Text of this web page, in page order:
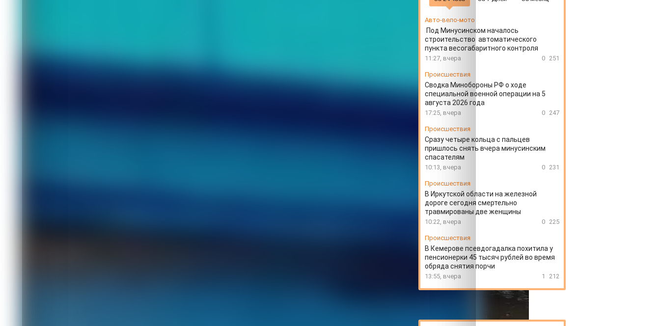
Авто-вело-мото
Под Минусинском началось
строительство автоматического
пункта весогабаритного контроля
11:27, вчера 0 251
Происшествия
Сводка Минобороны РФ о ходе
специальной военной операции на 5
августа 2026 года
17:25, вчера 0 247
Происшествия
Сразу четыре кольца с пальцев
пришлось снять вчера минусинским
спасателям
10:13, вчера 0 231
Происшествия
В Иркутской области на железной
дороге сегодня смертельно
травмированы две женщины
10:22, вчера 0 225
Происшествия
В Кемерове псевдогадалка похитила у
пенсионерки 45 тысяч рублей во время
обряда снятия порчи
13:55, вчера 1 212